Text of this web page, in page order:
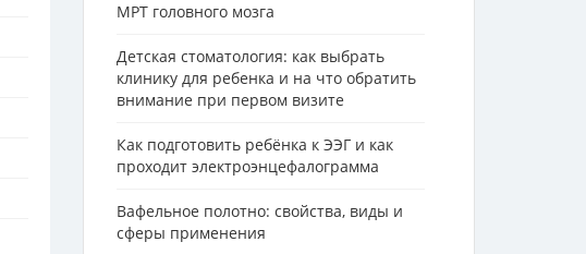
МРТ головного мозга
Детская стоматология: как выбрать
клинику для ребенка и на что обратить
внимание при первом визите
Как подготовить ребёнка к ЭЭГ и как
проходит электроэнцефалограмма
Вафельное полотно: свойства, виды и
сферы применения